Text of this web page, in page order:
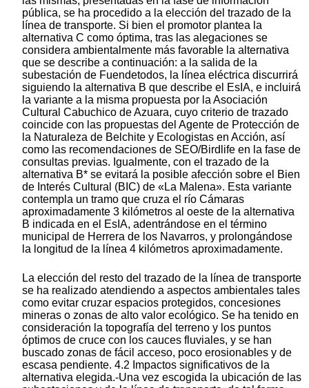
pública, se ha procedido a la elección del trazado de la
línea de transporte. Si bien el promotor plantea la
alternativa C como óptima, tras las alegaciones se
considera ambientalmente más favorable la alternativa
que se describe a continuación: a la salida de la
subestación de Fuendetodos, la línea eléctrica discurrirá
siguiendo la alternativa B que describe el EsIA, e incluirá
la variante a la misma propuesta por la Asociación
Cultural Cabuchico de Azuara, cuyo criterio de trazado
coincide con las propuestas del Agente de Protección de
la Naturaleza de Belchite y Ecologistas en Acción, así
como las recomendaciones de SEO/Birdlife en la fase de
consultas previas. Igualmente, con el trazado de la
alternativa B* se evitará la posible afección sobre el Bien
de Interés Cultural (BIC) de «La Malena». Esta variante
contempla un tramo que cruza el río Cámaras
aproximadamente 3 kilómetros al oeste de la alternativa
B indicada en el EsIA, adentrándose en el término
municipal de Herrera de los Navarros, y prolongándose
la longitud de la línea 4 kilómetros aproximadamente.
La elección del resto del trazado de la línea de transporte
se ha realizado atendiendo a aspectos ambientales tales
como evitar cruzar espacios protegidos, concesiones
mineras o zonas de alto valor ecológico. Se ha tenido en
consideración la topografía del terreno y los puntos
óptimos de cruce con los cauces fluviales, y se han
buscado zonas de fácil acceso, poco erosionables y de
escasa pendiente. 4.2 Impactos significativos de la
alternativa elegida.-Una vez escogida la ubicación de las